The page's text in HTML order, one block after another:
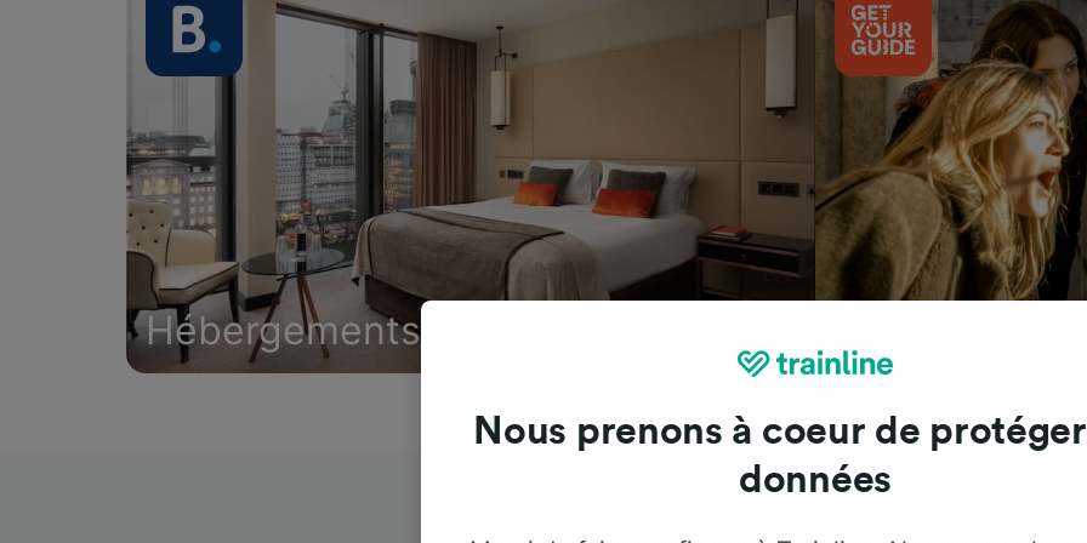
Hébergements
Trainline : l'avis de nos clients
Nous prenons à coeur de
données